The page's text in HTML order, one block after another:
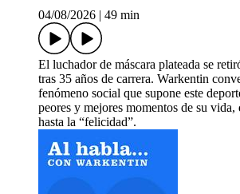
04/08/2026
49 min
El luchador de máscara plateada se
tras 35 años de carrera. Warkentin
fenómeno social que supone este
peores y mejores momentos de su vida,
hasta la “felicidad”.